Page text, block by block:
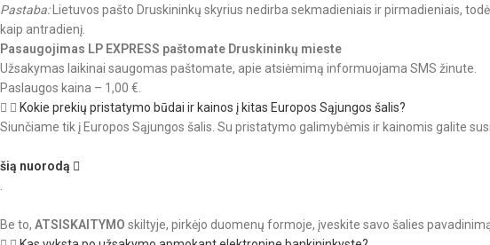
Pastaba:Lietuvos pašto Druskininkų skyrius nedirba sekmadieniais ir pirmadieniais,
kaip antradienį.
Pasaugojimas LP EXPRESS paštomate Druskininkų mieste
Užsakymas laikinai saugomas paštomate, apie atsiėmimą informuojama SMS žinute.
Paslaugos kaina – 1,00 €.
Kokie prekių pristatymo būdai ir kainos į kitas Europos Sąjungos šalis?
Siunčiame tik į Europos Sąjungos šalis. Su pristatymo galimybėmis ir kainomis galite
šią nuorodą
Be to, ATSISKAITYMO skiltyje, pirkėjo duomenų formoje, įveskite savo šalies